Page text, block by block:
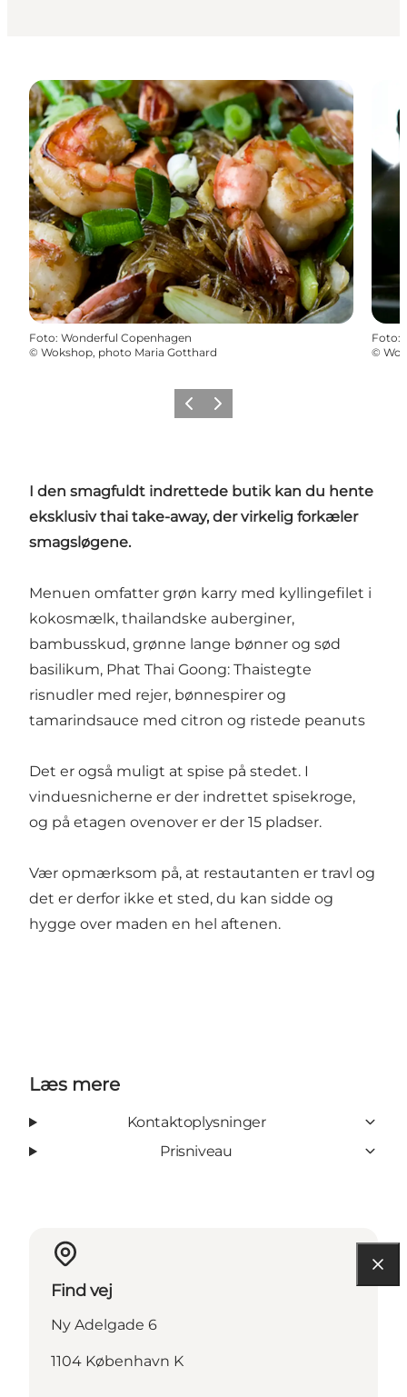
Foto: Wonderful Copenhagen
© Wokshop, photo Maria Gotthard
Foto:
©
ForrigeNæste
I den smagfuldt indrettede butik kan du hente
eksklusiv thai take-away, der virkelig forkæler
smagsløgene.
Menuen omfatter grøn karry med kyllingefilet i
kokosmælk, thailandske auberginer,
bambusskud, grønne lange bønner og sød
basilikum, Phat Thai Goong: Thaistegte
risnudler med rejer, bønnespirer og
tamarindsauce med citron og ristede peanuts
Det er også muligt at spise på stedet. I
vinduesnicherne er der indrettet spisekroge,
og på etagen ovenover er der 15 pladser.
Vær opmærksom på, at restautanten er travl og
det er derfor ikke et sted, du kan sidde og
hygge over maden en hel aftenen.
Læs mere
Kontaktoplysninger
Prisniveau
Find vej
Ny Adelgade 6
1104 København K